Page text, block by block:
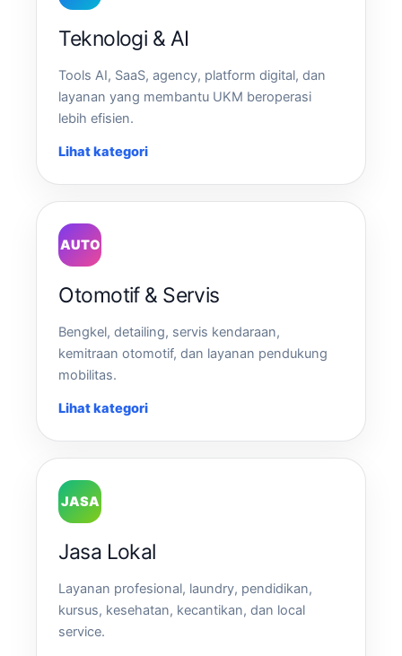
Teknologi & AI
Tools AI, SaaS, agency, platform digital, dan
layanan yang membantu UKM beroperasi
lebih efisien.
Lihat kategori
AUTO
Otomotif & Servis
Bengkel, detailing, servis kendaraan,
kemitraan otomotif, dan layanan pendukung
mobilitas.
Lihat kategori
JASA
Jasa Lokal
Layanan profesional, laundry, pendidikan,
kursus, kesehatan, kecantikan, dan local
service.